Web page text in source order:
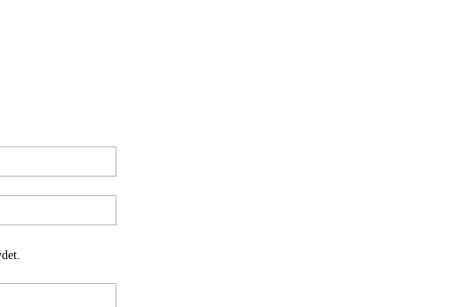
Posta:*